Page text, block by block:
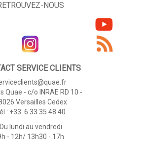
NOUS
SERVICE CLIENTS
Quae - c/o INRAE RD 10 -
Versailles Cedex
: +33 6 33 35 48 40
Du lundi au vendredi
- 12h/ 13h30 - 17h